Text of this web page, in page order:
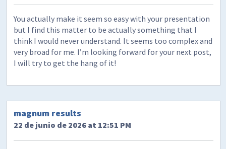
You actually make it seem so easy with your presentation
but I find this matter to be actually something that I
think I would never understand. It seems too complex and
very broad for me. I’m looking forward for your next post,
I will try to get the hang of it!
magnum results
22 de junio de 2026 at 12:51 PM